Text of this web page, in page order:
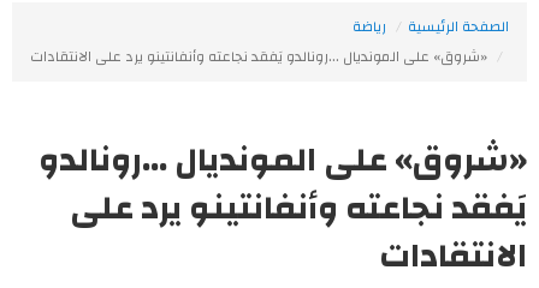
الصفحة الرئيسية
رياضة
«شروق» على المونديال ...رونالدو يَفقد نجاعته وأنفانتينو يرد على الانتقادات
«شروق» على المونديال ...رونالدو
يَفقد نجاعته وأنفانتينو يرد على
الانتقادات